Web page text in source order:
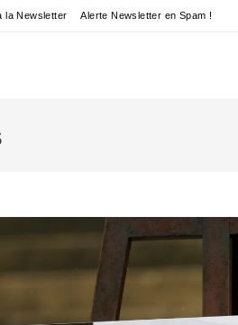
la Newsletter Alerte Newsletter en Spam !